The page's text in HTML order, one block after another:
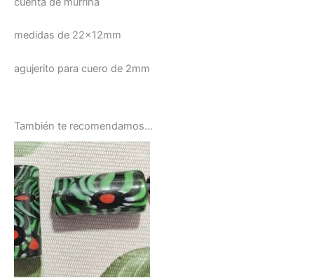
medidas de 22x12mm
agujerito para cuero de 2mm
También te recomendamos…